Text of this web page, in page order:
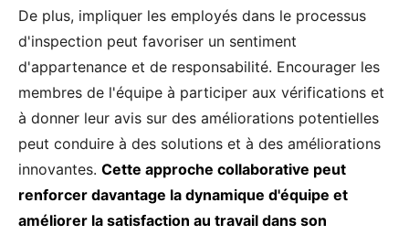
De plus, impliquer les employés dans le processus
d'inspection peut favoriser un sentiment
d'appartenance et de responsabilité. Encourager les
membres de l'équipe à participer aux vérifications et
à donner leur avis sur des améliorations potentielles
peut conduire à des solutions et à des améliorations
innovantes. Cette approche collaborative peut
renforcer davantage la dynamique d'équipe et
améliorer la satisfaction au travail dans son